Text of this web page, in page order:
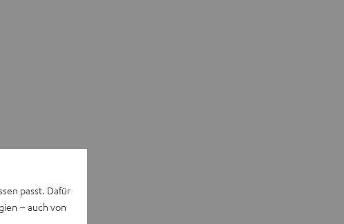
passt. Dafür
– auch von